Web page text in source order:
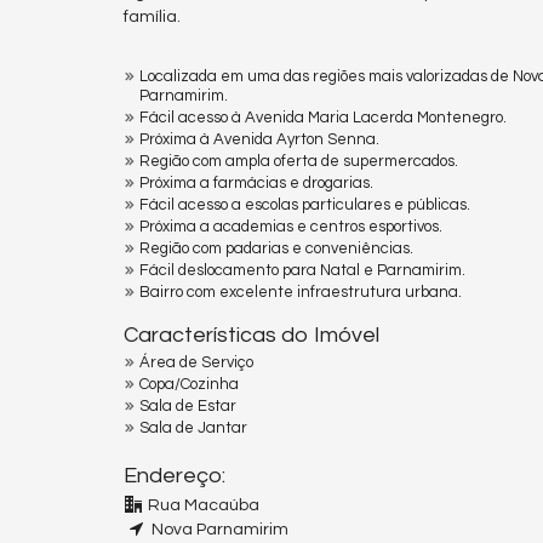
família.
Localizada em uma das regiões mais valorizadas de
Parnamirim.
Fácil acesso à Avenida Maria Lacerda Montenegro.
Próxima à Avenida Ayrton Senna.
Região com ampla oferta de supermercados.
Próxima a farmácias e drogarias.
Fácil acesso a escolas particulares e públicas.
Próxima a academias e centros esportivos.
Região com padarias e conveniências.
Fácil deslocamento para Natal e Parnamirim.
Bairro com excelente infraestrutura urbana.
Características do Imóvel
Área de Serviço
Copa/Cozinha
Sala de Estar
Sala de Jantar
Endereço:
Rua Macaúba
Nova Parnamirim